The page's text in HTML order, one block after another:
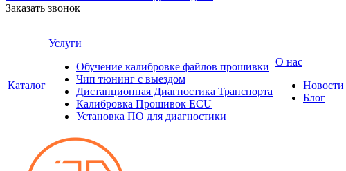
Заказать звонок
Каталог
Услуги
Обучение калибровке файлов прошивки
Чип тюнинг с выездом
Дистанционная Диагностика Транспорта
Калибровка Прошивок ECU
Установка ПО для диагностики
О нас
Новости
Блог